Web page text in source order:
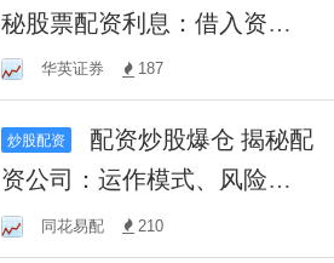
秘股票配资利息：借入资金
炒股，你需要支付多少成
本？
华英证券 187
炒股配资
资公司：运作模式、风险与
收益全解析，投资者必看！
同花易配 210